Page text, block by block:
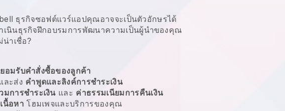
ธุรกิจซอฟต์แวร์แอปคุณอาจจะเป็นตัวอักษรได้
เนินธุรกิจฝึกอบรมการพัฒนาความเป็นผู้นำของคุณ
น่าเชื่อ?
อมรับคำสั่งซื้อของลูกค้า
ละส่ง คำพูดและลิงค์การชำระเงิน
มการชำระเงินและ ค่าธรรมเนียมการคืนเงิน
นื้อหา โฮมเพจและบริการของคุณ